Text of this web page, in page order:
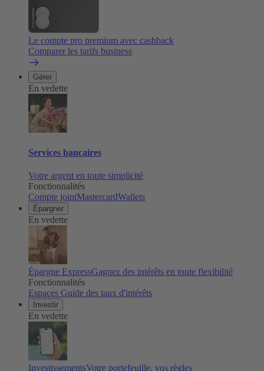
Le compte pro premium avec cashback
Comparer les tarifs business
Gérer
En vedette
Services bancaires
Votre argent en toute simplicité
Fonctionnalités
Compte jointMastercardWallets
Épargner
En vedette
Épargne ExpressGagnez des intérêts en toute flexibilité
Fonctionnalités
Espaces Guide des taux d'intérêts
Investir
En vedette
InvestissementsVotre portefeuille, vos règles